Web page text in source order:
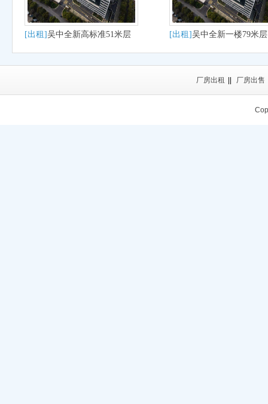
[出租]吴中全新高标准51米层
高出租
[出租]吴中全新一楼79米
厂房出租
厂房出租 厂房出售